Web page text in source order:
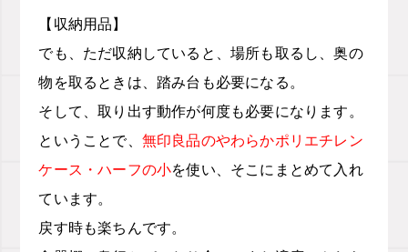
【収納用品】
でも、ただ収納していると、場所も取るし、奥の
物を取るときは、踏み台も必要になる。
そして、取り出す動作が何度も必要になります。
ということで、 無印良品のやわらかポリエチレン
ケース・ハーフの小を使い、そこにまとめて入れ
ています。
戻す時も楽ちんです。